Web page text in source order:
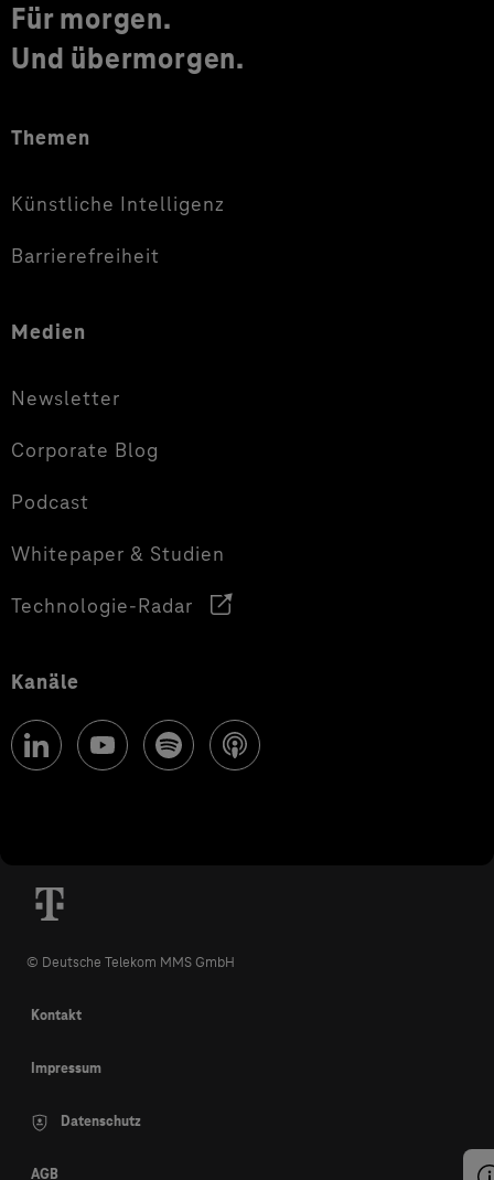
Für morgen.
Und übermorgen.
Themen
Künstliche Intelligenz
Barrierefreiheit
Medien
Newsletter
Corporate Blog
Podcast
Whitepaper & Studien
Technologie-Radar
Kanäle
© Deutsche Telekom MMS GmbH
Kontakt
Impressum
Datenschutz
AGB